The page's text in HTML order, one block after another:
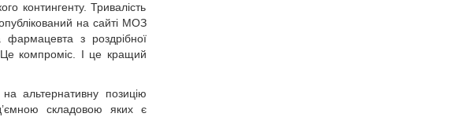
контингенту. Тривалість
на сайті МОЗ
з роздрібної
компроміс. І це кращий
альтернативну позицію
складовою яких є